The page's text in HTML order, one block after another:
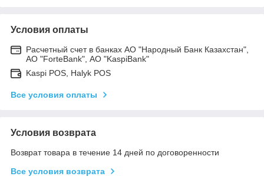
Условия оплаты
Расчетный счет в банках АО "Народный Банк Казахстан",
АО "ForteBank", АО "KaspiBank"
Kaspi POS, Halyk POS
Все условия оплаты
Условия возврата
Возврат товара в течение 14 дней по договоренности
Все условия возврата